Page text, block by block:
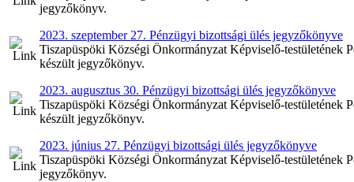
jegyzőkönyv.
2023. szeptember 27. Pénzügyi bizottsági ülés jegyzőkönyve
Tiszapüspöki Községi Önkormányzat Képviselő-testületének
készült jegyzőkönyv.
2023. augusztus 30. Pénzügyi bizottsági ülés jegyzőkönyve
Tiszapüspöki Községi Önkormányzat Képviselő-testületének
készült jegyzőkönyv.
2023. június 27. Pénzügyi bizottsági ülés jegyzőkönyve
Tiszapüspöki Községi Önkormányzat Képviselő-testületének
jegyzőkönyv.